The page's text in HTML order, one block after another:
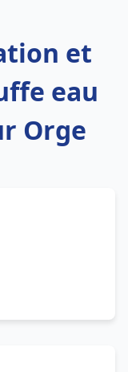
et
eau
Orge